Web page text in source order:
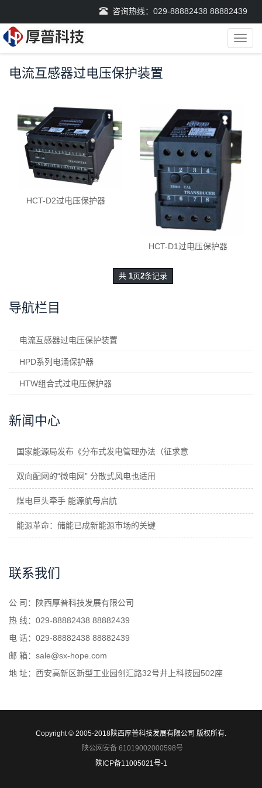
咨询热线：029-88882438 88882439
导
航
电流互感器过电压保护装置
HCT-D2过电压保护器
HCT-D1过电压保护器
共 1页2条记录
导航栏目
电流互感器过电压保护装置
HPD系列电涌保护器
HTW组合式过电压保护器
新闻中心
国家能源局发布《分布式发电管理办法（征求意
双向配网的“微电网” 分散式风电也适用
煤电巨头牵手 能源航母启航
能源革命：储能已成新能源市场的关键
联系我们
公 司：陕西厚普科技发展有限公司
热 线：029-88882438 88882439
电 话：029-88882438 88882439
邮 箱：sale@sx-hope.com
地 址：西安高新区新型工业园创汇路32号井上科技园502座
Copyright © 2005-2018陕西厚普科技发展有限公司 版权所有.
陕公网安备 61019002000598号
陕ICP备11005021号-1